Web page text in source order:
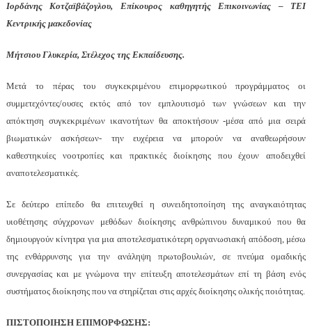
Ιορδάνης Κοτζαϊβάζογλου, Επίκουρος καθηγητής Επικοινωνίας – ΤΕΙ
Κεντρικής μακεδονίας
Μήτσιου Γλυκερία, Στέλεχος της Εκπαίδευσης.
Μετά το πέρας του συγκεκριμένου επιμορφωτικού προγράμματος οι
συμμετεχόντες/ουσες εκτός από τον εμπλουτισμό των γνώσεων και την
απόκτηση συγκεκριμένων ικανοτήτων θα αποκτήσουν -μέσα από μια σειρά
βιωματικών ασκήσεων- την ευχέρεια να μπορούν να αναθεωρήσουν
καθεστηκυίες νοοτροπίες και πρακτικές διοίκησης που έχουν αποδειχθεί
αναποτελεσματικές.
Σε δεύτερο επίπεδο θα επιτευχθεί η συνειδητοποίηση της αναγκαιότητας
υιοθέτησης σύγχρονων μεθόδων διοίκησης ανθρώπινου δυναμικού που θα
δημιουργούν κίνητρα για μια αποτελεσματικότερη οργανωσιακή απόδοση, μέσω
της ενθάρρυνσης για την ανάληψη πρωτοβουλιών, σε πνεύμα ομαδικής
συνεργασίας και με γνώμονα την επίτευξη αποτελεσμάτων επί τη βάση ενός
συστήματος διοίκησης που να στηρίζεται στις αρχές διοίκησης ολικής ποιότητας.
ΠΙΣΤΟΠΟΙΗΣΗ ΕΠΙΜΟΡΦΩΣΗΣ: